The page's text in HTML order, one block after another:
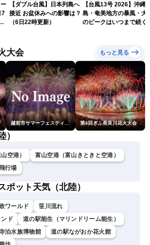
7
【ダブル台風】日本列島へ
接近 お盆休みへの影響は？
（6日22時更新）
【台風13号 2026】沖縄
島・奄美地方の暴風・大
のピークはいつまで続く
大会 もっと見る
越前市サマーフェスティバル花火大会 第4回ぎふ長良川花火大会
）
空港）
富山空港（富山きときと空港）
行場
ポット天気（北陸）
ワールド
笹川流れ
ド
道の駅能生（マリンドリーム能生）
泊水族博物館
道の駅ながおか花火館